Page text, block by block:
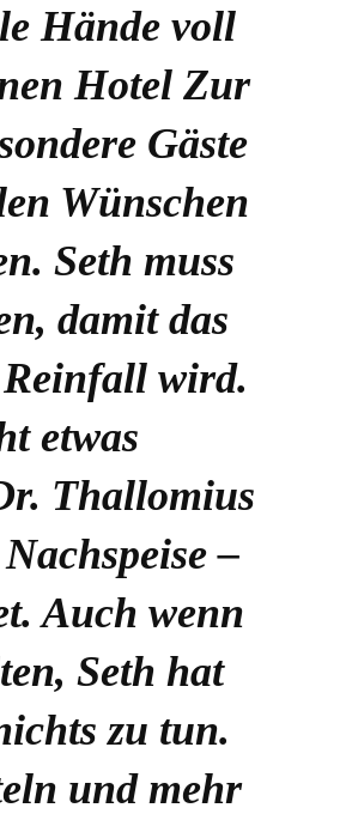
Hände voll
Hotel Zur
Gäste
Wünschen
Seth muss
damit das
wird.
etwas
Thallomius
–
Auch wenn
Seth hat
zu tun.
und mehr